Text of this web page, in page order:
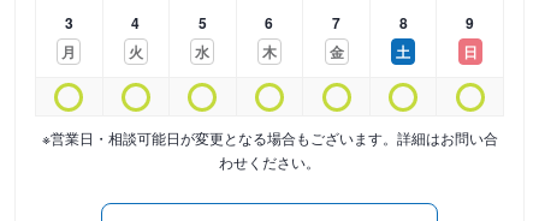
3
月
4
火
5
水
6
木
7
金
8
土
9
日
※営業日・相談可能日が変更となる場合もございます。詳細はお問い合
わせください。